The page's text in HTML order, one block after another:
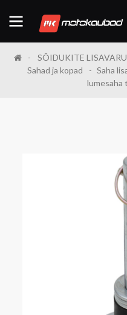
SÕIDUKITE
Sahad ja kopad
Saha
lumesaha